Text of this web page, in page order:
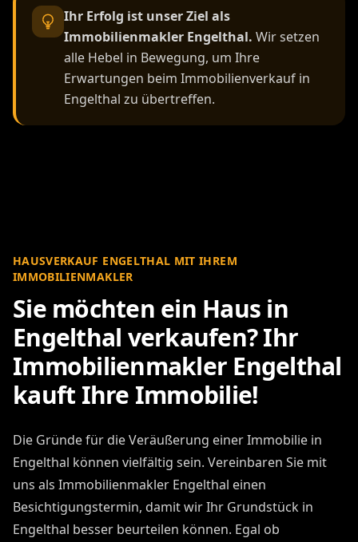
Ihr Erfolg ist unser Ziel als
Immobilienmakler Engelthal. Wir setzen
alle Hebel in Bewegung, um Ihre
Erwartungen beim Immobilienverkauf in
Engelthal zu übertreffen.
HAUSVERKAUF ENGELTHAL MIT IHREM
IMMOBILIENMAKLER
Sie möchten ein Haus in
Engelthal verkaufen? Ihr
Immobilienmakler Engelthal
kauft Ihre Immobilie!
Die Gründe für die Veräußerung einer Immobilie in
Engelthal können vielfältig sein. Vereinbaren Sie mit
uns als Immobilienmakler Engelthal einen
Besichtigungstermin, damit wir Ihr Grundstück in
Engelthal besser beurteilen können. Egal ob